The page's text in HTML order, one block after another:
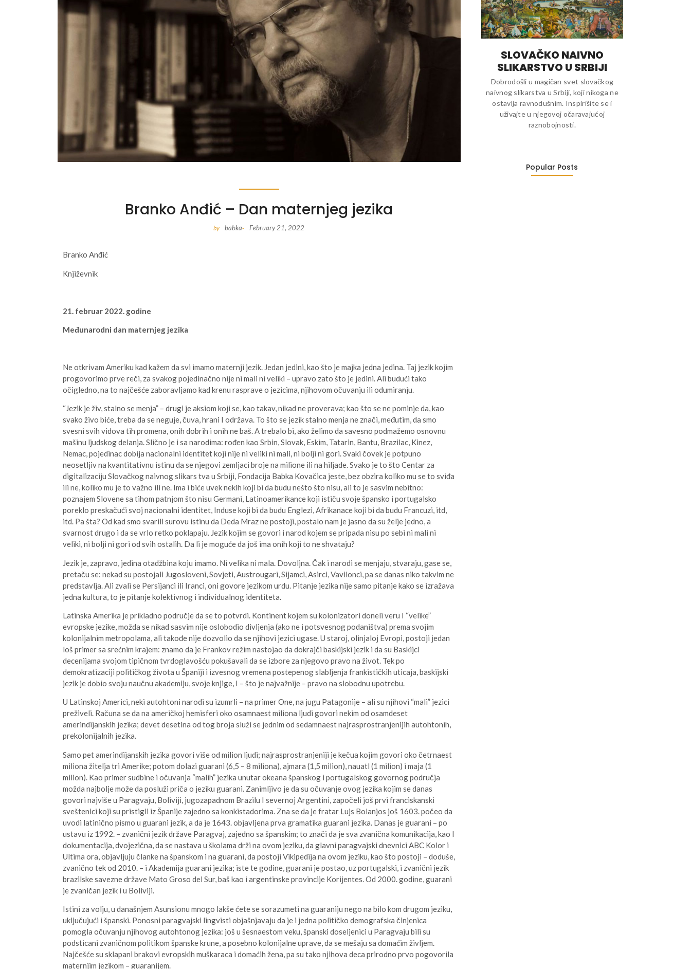
Branko Anđić – Dan maternjeg jezika
by babka- February 21, 2022
Branko Anđić
Književnik
21. februar 2022. godine
Međunarodni dan maternjeg jezika
Ne otkrivam Ameriku kad kažem da svi imamo maternji jezik. Jedan jedini, kao što je majka jedna jedina. Taj jezik kojim
progovorimo prve reči, za svakog pojedinačno nije ni mali ni veliki – upravo zato što je jedini. Ali budući tako
očigledno, na to najčešće zaboravljamo kad krenu rasprave o jezicima, njihovom očuvanju ili odumiranju.
“Jezik je živ, stalno se menja” – drugi je aksiom koji se, kao takav, nikad ne proverava; kao što se ne pominje da, kao
svako živo biće, treba da se neguje, čuva, hrani I održava. To što se jezik stalno menja ne znači, međutim, da smo
svesni svih vidova tih promena, onih dobrih i onih ne baš. A trebalo bi, ako želimo da savesno podmažemo osnovnu
mašinu ljudskog delanja. Slično je i sa narodima: rođen kao Srbin, Slovak, Eskim, Tatarin, Bantu, Brazilac, Kinez,
Nemac, pojedinac dobija nacionalni identitet koji nije ni veliki ni mali, ni bolji ni gori. Svaki čovek je potpuno
neosetljiv na kvantitativnu istinu da se njegovi zemljaci broje na milione ili na hiljade. Svako je to što Centar za
digitalizaciju Slovačkog naivnog slikars tva u Srbiji, Fondacija Babka Kovačica jeste, bez obzira koliko mu se to sviđa
ili ne, koliko mu je to važno ili ne. Ima i biće uvek nekih koji bi da budu nešto što nisu, ali to je sasvim nebitno:
poznajem Slovene sa tihom patnjom što nisu Germani, Latinoamerikance koji ističu svoje špansko i portugalsko
poreklo preskačući svoj nacionalni identitet, Induse koji bi da budu Englezi, Afrikanace koji bi da budu Francuzi, itd,
itd. Pa šta? Od kad smo svarili surovu istinu da Deda Mraz ne postoji, postalo nam je jasno da su želje jedno, a
svarnost drugo i da se vrlo retko poklapaju. Jezik kojim se govori i narod kojem se pripada nisu po sebi ni mali ni
veliki, ni bolji ni gori od svih ostalih. Da li je moguće da još ima onih koji to ne shvataju?
Jezik je, zapravo, jedina otadžbina koju imamo. Ni velika ni mala. Dovoljna. Čak i narodi se menjaju, stvaraju, gase se,
pretaču se: nekad su postojali Jugosloveni, Sovjeti, Austrougari, Sijamci, Asirci, Vavilonci, pa se danas niko takvim ne
predstavlja. Ali zvali se Persijanci ili Iranci, oni govore jezikom urdu. Pitanje jezika nije samo pitanje kako se izražava
jedna kultura, to je pitanje kolektivnog i individualnog identiteta.
Latinska Amerika je prikladno područje da se to potvrdi. Kontinent kojem su kolonizatori doneli veru I “velike”
evropske jezike, možda se nikad sasvim nije oslobodio divljenja (ako ne i potsvesnog podaništva) prema svojim
kolonijalnim metropolama, ali takođe nije dozvolio da se njihovi jezici ugase. U staroj, olinjaloj Evropi, postoji jedan
loš primer sa srećnim krajem: znamo da je Frankov režim nastojao da dokrajči baskijski jezik i da su Baskijci
decenijama svojom tipičnom tvrdoglavošću pokušavali da se izbore za njegovo pravo na život. Tek po
demokratizaciji političkog života u Španiji i izvesnog vremena postepenog slabljenja frankističkih uticaja, baskijski
jezik je dobio svoju naučnu akademiju, svoje knjige, I – što je najvažnije – pravo na slobodnu upotrebu.
U Latinskoj Americi, neki autohtoni narodi su izumrli – na primer One, na jugu Patagonije – ali su njihovi “mali” jezici
preživeli. Računa se da na američkoj hemisferi oko osamnaest miliona ljudi govori nekim od osamdeset
amerindijanskih jezika; devet desetina od tog broja služi se jednim od sedamnaest najrasprostranjenijih autohtonih,
prekolonijalnih jezika.
Samo pet amerindijanskih jezika govori više od milion ljudi; najrasprostranjeniji je kečua kojim govori oko četrnaest
miliona žitelja tri Amerike; potom dolazi guarani (6,5 – 8 miliona), ajmara (1,5 milion), nauatl (1 milion) i maja (1
milion). Kao primer sudbine i očuvanja “malih” jezika unutar okeana španskog i portugalskog govornog područja
možda najbolje može da posluži priča o jeziku guarani. Zanimljivo je da su očuvanje ovog jezika kojim se danas
govori najviše u Paragvaju, Boliviji, jugozapadnom Brazilu I severnoj Argentini, započeli još prvi franciskanski
sveštenici koji su pristigli iz Španije zajedno sa konkistadorima. Zna se da je fratar Lujs Bolanjos još 1603. počeo da
uvodi latinično pismo u guarani jezik, a da je 1643. objavljena prva gramatika guarani jezika. Danas je guarani – po
ustavu iz 1992. – zvanični jezik države Paragvaj, zajedno sa španskim; to znači da je sva zvanična komunikacija, kao I
dokumentacija, dvojezična, da se nastava u školama drži na ovom jeziku, da glavni paragvajski dnevnici ABC Kolor i
Ultima ora, objavljuju članke na španskom i na guarani, da postoji Vikipedija na ovom jeziku, kao što postoji – doduše,
zvanično tek od 2010. – i Akademija guarani jezika; iste te godine, guarani je postao, uz portugalski, i zvanični jezik
brazilske savezne države Mato Groso del Sur, baš kao i argentinske provincije Korijentes. Od 2000. godine, guarani
je zvaničan jezik i u Boliviji.
Istini za volju, u današnjem Asunsionu mnogo lakše ćete se sorazumeti na guaraniju nego na bilo kom drugom jeziku,
uključujući i španski. Ponosni paragvajski lingvisti objašnjavaju da je i jedna političko demografska činjenica
pomogla očuvanju njihovog autohtonog jezika: još u šesnaestom veku, španski doseljenici u Paragvaju bili su
podsticani zvaničnom politikom španske krune, a posebno kolonijalne uprave, da se mešaju sa domaćim življem.
Najčešće su sklapani brakovi evropskih muškaraca i domaćih žena, pa su tako njihova deca prirodno prvo pogovorila
maternjim jezikom – guaranijem.
SLOVAČKO NAIVNO
SLIKARSTVO U SRBIJI
Dobrodošli u magičan svet slovačkog
naivnog slikarstva u Srbiji, koji nikoga ne
ostavlja ravnodušnim. Inspirišite se i
uživajte u njegovoj očaravajućoj
raznobojnosti.
Popular Posts